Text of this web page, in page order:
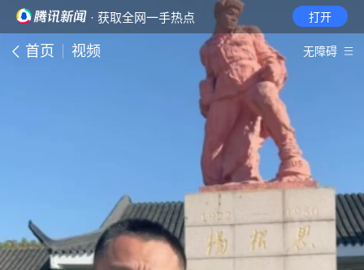
· 获取全网一手热点 打开
首页 视频 无障碍